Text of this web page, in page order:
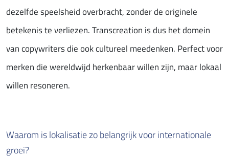
dezelfde speelsheid overbracht, zonder de originele
betekenis te verliezen. Transcreation is dus het domein
van copywriters die ook cultureel meedenken. Perfect voor
merken die wereldwijd herkenbaar willen zijn, maar lokaal
willen resoneren.
Waarom is lokalisatie zo belangrijk voor internationale
groei?